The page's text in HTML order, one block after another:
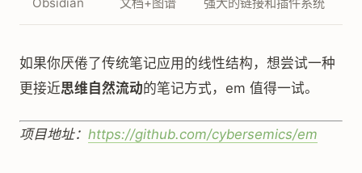
如果你厌倦了传统笔记应用的线性结构，想尝试一种
更接近思维自然流动的笔记方式，em 值得一试。
项目地址： https://github.com/cybersemics/em